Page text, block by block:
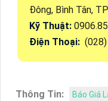
Đông, Bình Tân,
Kỹ Thuật:
Điện Thoại:
Thông Tin:
Báo Giá